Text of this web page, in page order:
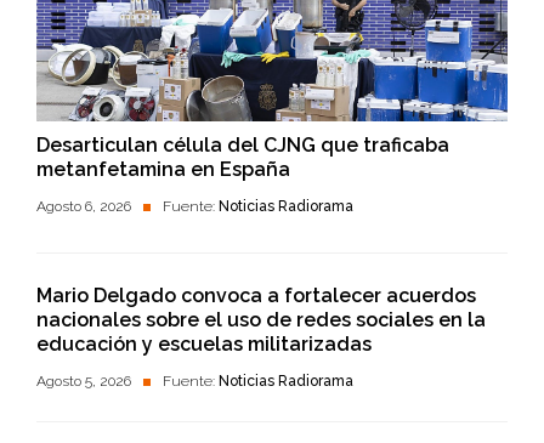
Desarticulan célula del CJNG que traficaba
metanfetamina en España
Agosto 6, 2026 Fuente: Noticias Radiorama
Mario Delgado convoca a fortalecer acuerdos
nacionales sobre el uso de redes sociales en la
educación y escuelas militarizadas
Agosto 5, 2026 Fuente: Noticias Radiorama